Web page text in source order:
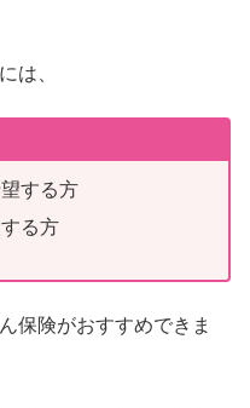
は、
する方
る方
保険がおすすめできま